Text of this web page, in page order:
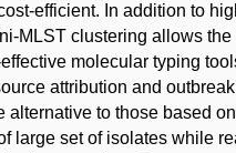
efficient. In addition to
MLST clustering allows
molecular typing
attribution and
to those based
large set of isolates while